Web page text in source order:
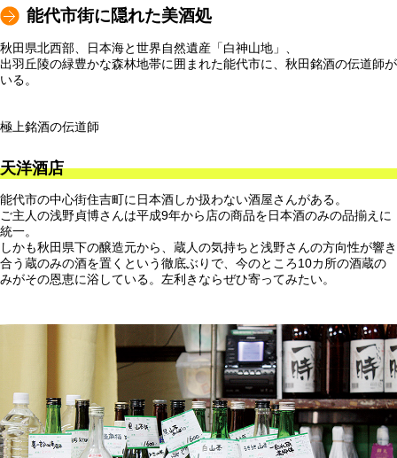
能代市街に隠れた美酒処
秋田県北西部、日本海と世界自然遺産「白神山地」、
出羽丘陵の緑豊かな森林地帯に囲まれた能代市に、秋田銘酒の伝道師が
いる。
極上銘酒の伝道師
天洋酒店
能代市の中心街住吉町に日本酒しか扱わない酒屋さんがある。
ご主人の浅野貞博さんは平成9年から店の商品を日本酒のみの品揃えに
統一。
しかも秋田県下の醸造元から、蔵人の気持ちと浅野さんの方向性が響き
合う蔵のみの酒を置くという徹底ぶりで、今のところ10カ所の酒蔵の
みがその恩恵に浴している。左利きならぜひ寄ってみたい。